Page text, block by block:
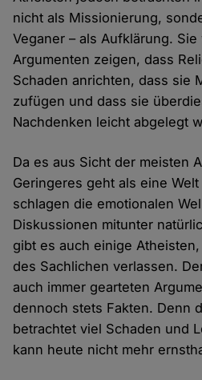
nicht als Missionierung,
Veganer – als Aufklärung.
Argumenten zeigen, dass
Schaden anrichten, dass sie
zufügen und dass sie
Nachdenken leicht abgelegt
Da es aus Sicht der meisten
Geringeres geht als eine
schlagen die emotionalen
Diskussionen mitunter
gibt es auch einige
des Sachlichen verlassen.
auch immer gearteten
dennoch stets Fakten. Denn
betrachtet viel Schaden und
kann heute nicht mehr